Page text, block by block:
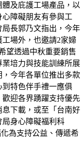
及庇護工場產品，以
障礙朋友有參與工
長郭乃文指出，今年
場外，也邀請2家婦
望透過中秋重要銷售
培力與技能訓練所展
今年各單位推出多款
特色伴手禮一應俱
迎各界踴躍支持優先
下載，或至「台南好
身心障礙福利科
化為支持公益、傳遞希